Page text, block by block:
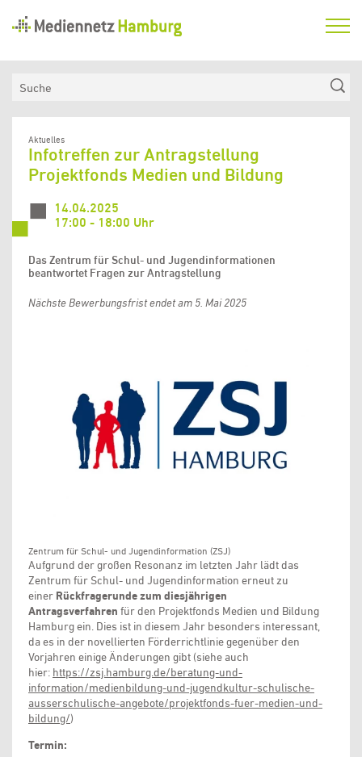
Hamburg
Aktuelles
Medienkompetenzfonds
Verein
Aktuelles
Infotreffen zur Antragstellung
Projektfonds Medien und Bildung
14.04.2025
17:00 - 18:00 Uhr
Das Zentrum für Schul- und Jugendinformationen
beantwortet Fragen zur Antragstellung
Nächste Bewerbungsfrist endet am 5. Mai 2025
Aufgrund der großen Resonanz im letzten Jahr lädt das
Zentrum für Schul- und Jugendinformation erneut zu
einer Rückfragerunde zum diesjährigen
Antragsverfahren für den Projektfonds Medien und Bildung
Hamburg ein. Dies ist in diesem Jahr besonders interessant,
da es in der novellierten Förderrichtlinie gegenüber den
Vorjahren einige Änderungen gibt (siehe auch
hier: https://zsj.hamburg.de/beratung-und-
information/medienbildung-und-jugendkultur-schulische-
ausserschulische-angebote/projektfonds-fuer-medien-und-
bildung/)
Termin:
Zentrum für Schul- und Jugendinformation (ZSJ)